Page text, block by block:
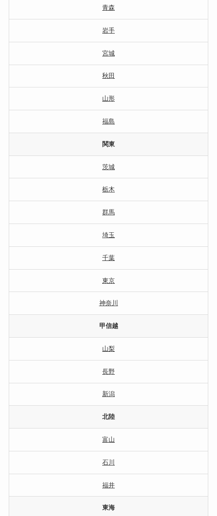
青森
岩手
宮城
秋田
山形
福島
関東
茨城
栃木
群馬
埼玉
千葉
東京
神奈川
甲信越
山梨
長野
新潟
北陸
富山
石川
福井
東海